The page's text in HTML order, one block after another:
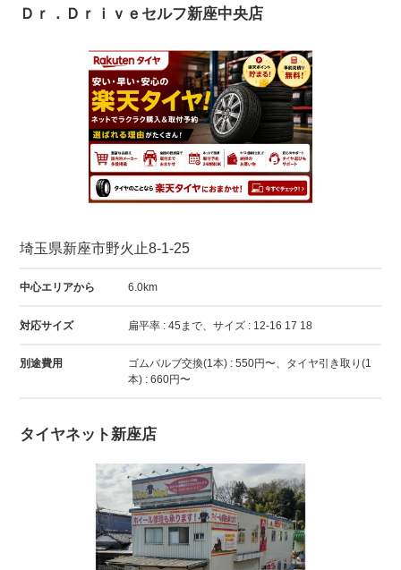
Ｄｒ．Ｄｒｉｖｅセルフ新座中央店
埼玉県新座市野火止8-1-25
中心エリアから 6.0km
対応サイズ 扁平率 : 45まで、サイズ : 12-16 17 18
別途費用
ゴムバルブ交換(1本) : 550円〜、タイヤ引き取り(1
本) : 660円〜
タイヤネット新座店